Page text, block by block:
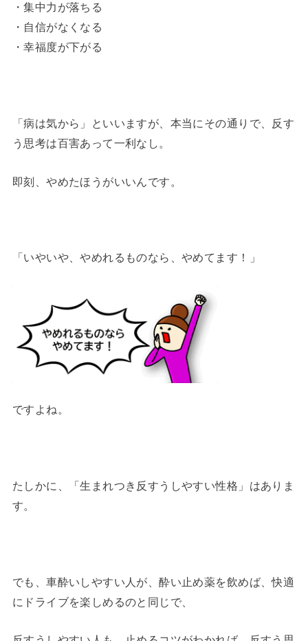
・集中力が落ちる
・自信がなくなる
・幸福度が下がる
「病は気から」といいますが、本当にその通りで、反す
う思考は百害あって一利なし。
即刻、やめたほうがいいんです。
「いやいや、やめれるものなら、やめてます！」
ですよね。
たしかに、「生まれつき反すうしやすい性格」はありま
す。
でも、車酔いしやすい人が、酔い止め薬を飲めば、快適
にドライブを楽しめるのと同じで、